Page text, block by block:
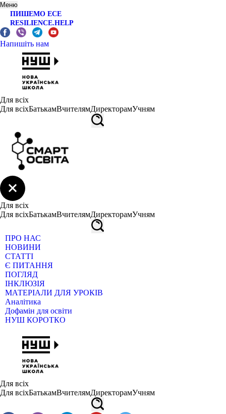
Меню
ПИШЕМО ЕСЕ
RESILIENCE.HELP
Напишіть нам
Для всіх
Для всіхБатькамВчителямДиректорамУчням
Для всіх
Для всіхБатькамВчителямДиректорамУчням
ПРО НАС
НОВИНИ
СТАТТІ
Є ПИТАННЯ
ПОГЛЯД
ІНКЛЮЗІЯ
МАТЕРІАЛИ ДЛЯ УРОКІВ
Аналітика
Дофамін для освіти
НУШ КОРОТКО
Для всіх
Для всіхБатькамВчителямДиректорамУчням